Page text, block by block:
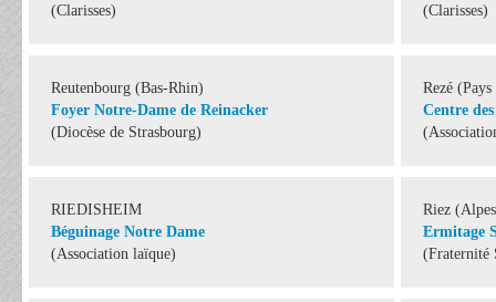
(Clarisses)
(Clarisses)
Reutenbourg (Bas-Rhin)
Foyer Notre-Dame de Reinacker
(Diocèse de Strasbourg)
Rezé
Centre
RIEDISHEIM
Béguinage Notre Dame
(Association laïque)
Riez
Ermitage
(Fraternité